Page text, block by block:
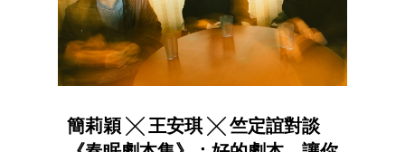
簡莉穎 ╳ 王安琪 ╳ 竺定誼對談